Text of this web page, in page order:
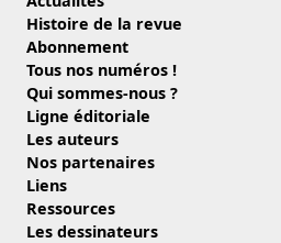
Histoire de la revue
Abonnement
Tous nos numéros !
Qui sommes-nous ?
Ligne éditoriale
Les auteurs
Nos partenaires
Liens
Ressources
Les dessinateurs